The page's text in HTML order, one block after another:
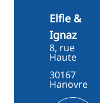
Elfie &
Ignaz
8, rue
Haute
30167
Hanovre